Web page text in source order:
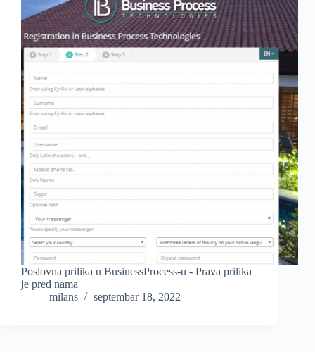
Poslovna prilika u BusinessProcess-u - Prava prilika
je pred nama
milans
septembar 18, 2022